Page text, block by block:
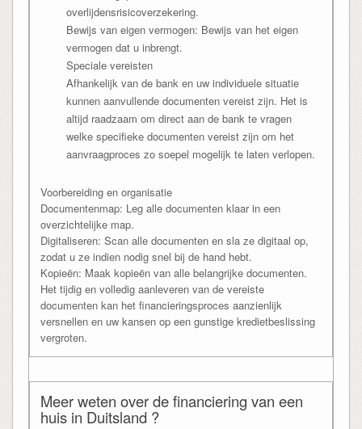
overlijdensrisicoverzekering.
Bewijs van eigen vermogen: Bewijs van het eigen
vermogen dat u inbrengt.
Speciale vereisten
Afhankelijk van de bank en uw individuele situatie
kunnen aanvullende documenten vereist zijn. Het is
altijd raadzaam om direct aan de bank te vragen
welke specifieke documenten vereist zijn om het
aanvraagproces zo soepel mogelijk te laten verlopen.
Voorbereiding en organisatie
Documentenmap: Leg alle documenten klaar in een
overzichtelijke map.
Digitaliseren: Scan alle documenten en sla ze digitaal op,
zodat u ze indien nodig snel bij de hand hebt.
Kopieën: Maak kopieën van alle belangrijke documenten.
Het tijdig en volledig aanleveren van de vereiste
documenten kan het financieringsproces aanzienlijk
versnellen en uw kansen op een gunstige kredietbeslissing
vergroten.
Meer weten over de financiering van een
huis in Duitsland ?